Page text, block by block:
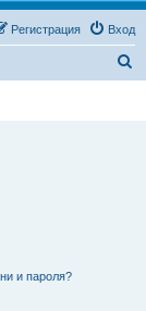
Вход
Регистрация
и пароля?